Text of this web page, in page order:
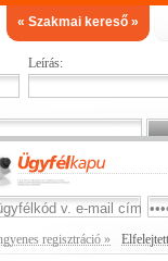
« Szakmai kereső »
Leírás:
regisztráció »